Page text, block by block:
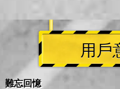
用戶
難忘回憶